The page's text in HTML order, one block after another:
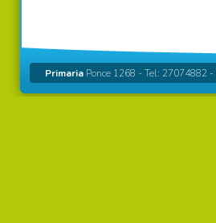
Primaria Ponce 1268 - Tel: 27074882 -